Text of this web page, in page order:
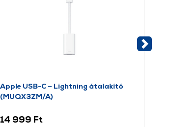
Apple USB-C – Lightning átalakító
(MUQX3ZM/A)
14 999 Ft